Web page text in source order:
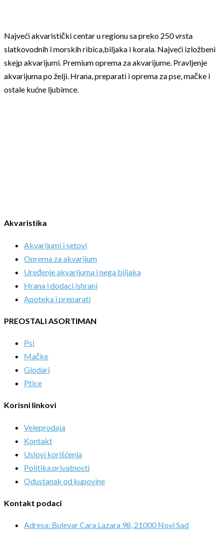
Najveći akvaristički centar u regionu sa preko 250 vrsta
slatkovodnih i morskih ribica,biljaka i korala. Najveći izložbeni
skejp akvarijumi. Premium oprema za akvarijume. Pravljenje
akvarijuma po želji. Hrana, preparati i oprema za pse, mačke i
ostale kućne ljubimce.
Akvaristika
Akvarijumi i setovi
Oprema za akvarijum
Uređenje akvarijuma i nega biljaka
Hrana i dodaci ishrani
Apoteka i preparati
PREOSTALI ASORTIMAN
Psi
Mačke
Glodari
Ptice
Korisni linkovi
Veleprodaja
Kontakt
Uslovi korišćenja
Politika privatnosti
Odustanak od kupovine
Kontakt podaci
Adresa: Bulevar Cara Lazara 98, 21000 Novi Sad